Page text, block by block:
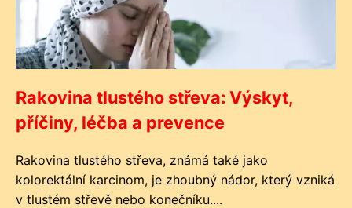
Rakovina tlustého střeva: Výskyt,
příčiny, léčba a prevence
Rakovina tlustého střeva, známá také jako
kolorektální karcinom, je zhoubný nádor, který vzniká
v tlustém střevě nebo konečníku....